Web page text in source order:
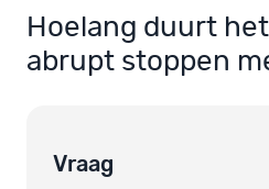
Hoelang duurt
abrupt stoppen
Vraag